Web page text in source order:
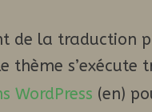
de la traduction
thème s’exécute
WordPress (en)